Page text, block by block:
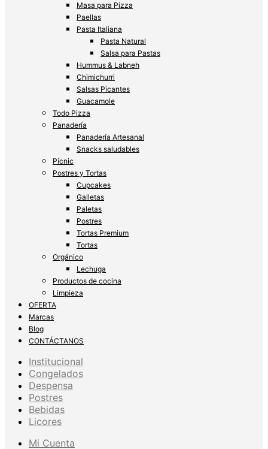
Masa para Pizza
Paellas
Pasta Italiana
Pasta Natural
Salsa para Pastas
Hummus & Labneh
Chimichurri
Salsas Picantes
Guacamole
Todo Pizza
Panadería
Panadería Artesanal
Snacks saludables
Picnic
Postres y Tortas
Cupcakes
Galletas
Paletas
Postres
Tortas Premium
Tortas
Orgánico
Lechuga
Productos de cocina
Limpieza
OFERTA
Marcas
Blog
CONTÁCTANOS
Institucional
Congelados
Despensa
Postres
Bebidas
Licores
Mi Cuenta